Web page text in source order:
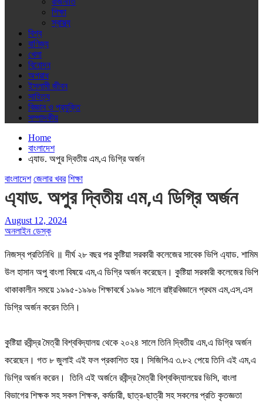
শিক্ষা
স্বাস্থ্য
বিশ্ব
বাণিজ্য
খেলা
বিনোদন
অপরাধ
ইসলামী জীবন
সাহিত্য
বিজ্ঞান ও প্রযুক্তি
সম্পাদকীয়
Home
বাংলাদেশ
এ্যাড. অপুর দ্বিতীয় এম,এ ডিগ্রি অর্জন
বাংলাদেশ জেলার খবর শিক্ষা
এ্যাড. অপুর দ্বিতীয় এম,এ ডিগ্রি অর্জন
August 12, 2024
অনলাইন ডেস্ক
নিজস্ব প্রতিনিধি ॥ দীর্ঘ ২৮ বছর পর কুষ্টিয়া সরকারী কলেজের সাবেক ভিপি এ্যাড. শামিম
উল হাসান অপু বাংলা বিষয়ে এম,এ ডিগ্রি অর্জন করেছেন। কুষ্টিয়া সরকারী কলেজের ভিপি
থাকাকালীন সময়ে ১৯৯৫-১৯৯৬ শিক্ষাবর্ষে ১৯৯৬ সালে রাষ্ট্রবিজ্ঞানে প্রথম এম,এস,এস
ডিগ্রি অর্জন করেন তিনি।
কুষ্টিয়া রবীন্দ্র মৈত্রী বিশ্ববিদ্যালয় থেকে ২০২৪ সালে তিনি দ্বিতীয় এম,এ ডিগ্রি অর্জন
করেছেন। গত ৮ জুলাই এই ফল প্রকাশিত হয়। সিজিপিএ ৩.৮২ পেয়ে তিনি এই এম,এ
ডিগ্রি অর্জন করেন। তিনি এই অর্জনে রবীন্দ্র মৈত্রী বিশ্ববিদ্যালয়ের ভিসি, বাংলা
বিভাগের শিক্ষক সহ সকল শিক্ষক, কর্মচারী, ছাত্র-ছাত্রী সহ সকলের প্রতি কৃতজ্ঞতা